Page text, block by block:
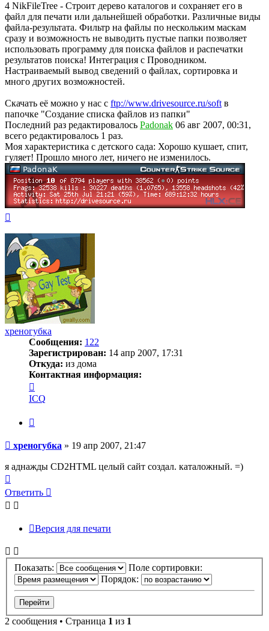
4 NikFileTree - Строит дерево каталогов и сохраняет его в
файл для печати или дальнейшей обработки. Различные виды
файла-результата. Фильтр на файлы по нескольким маскам
сразу и возможность не выводить пустые папки позволяет
использовать программу для поиска файлов и распечатки
результатов поиска! Интеграция c Проводником.
Настраиваемый вывод сведений о файлах, сортировка и
много других возможностей.
Скачать её можно у нас с ftp://www.drivesource.ru/soft в
папочке "Создание списка файлов из папки"
Последний раз редактировалось Padonak 06 авг 2007, 00:31,
всего редактировалось 1 раз.
Моя характеристика с детского сада: Хорошо кушает, спит,
гуляет! Прошло много лет, ничего не изменилось.
началу
хреногубка
Сообщения: 122
Зарегистрирован: 14 апр 2007, 17:31
Откуда: из дома
Контактная информация:
информация
пользователя
ICQ
Сообщение
хреногубка » 19 апр 2007, 21:47
я аднажды CD2HTML целый сайт создал. каталожный. =)
к
началу
Ответить
Версия для печати
Показать:
Поле сортировки:
Порядок:
2 сообщения • Страница 1 из 1